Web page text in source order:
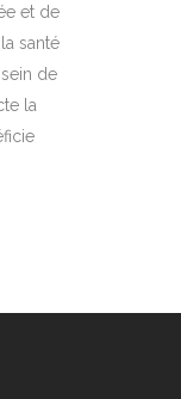
et de
santé
de
la